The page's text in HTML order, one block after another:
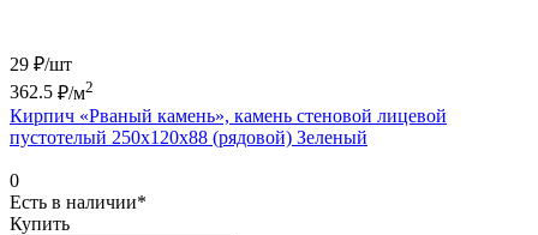
29 ₽/шт
362.5 ₽/м2
Кирпич «Рваный камень», камень стеновой лицевой
пустотелый 250х120х88 (рядовой) Зеленый
0
Есть в наличии*
Купить